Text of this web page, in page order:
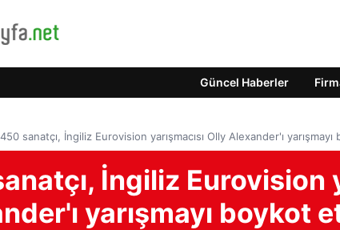
Güncel Haberler
450 sanatçı, İngiliz Eurovision yarışmacısı Olly Alexander'ı
İngiliz Eurovision
yarışmayı boykot